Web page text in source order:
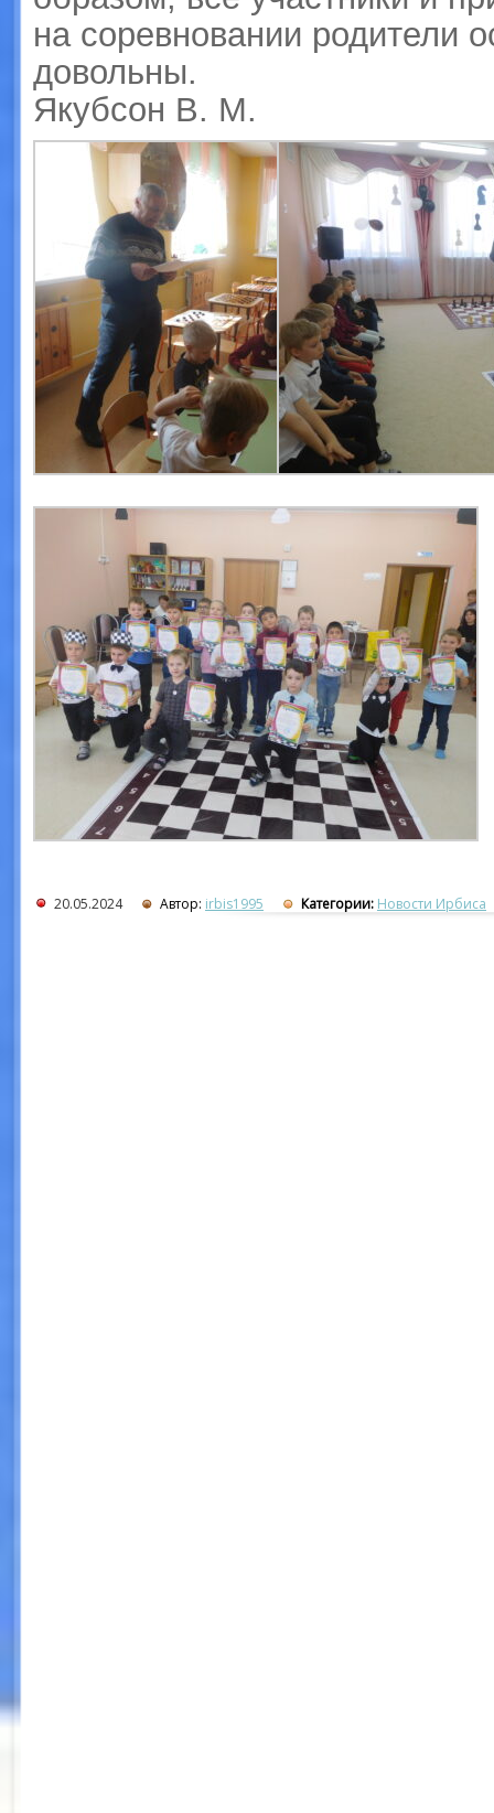
на соревновании родители
довольны.
Якубсон В. М.
20.05.2024 Автор: irbis1995 Категории: Новости Ирбиса